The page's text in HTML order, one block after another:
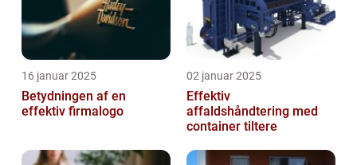
16 januar 2025
Betydningen af en
effektiv firmalogo
02 januar 2025
Effektiv
affaldshåndtering med
container tiltere